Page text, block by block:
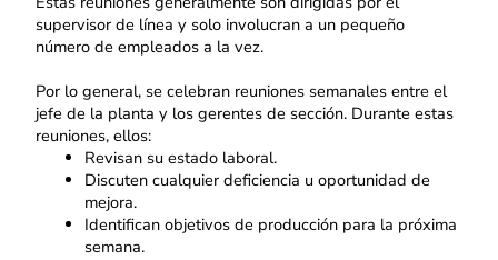
supervisor de línea y solo involucran a un pequeño
número de empleados a la vez.
Por lo general, se celebran reuniones semanales entre el
jefe de la planta y los gerentes de sección. Durante estas
reuniones, ellos:
Revisan su estado laboral.
Discuten cualquier deficiencia u oportunidad de
mejora.
Identifican objetivos de producción para la próxima
semana.